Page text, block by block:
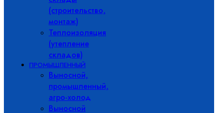
(строительство,
монтаж)
Теплоизоляция
(утепление
складов)
ПРОМЫШЛЕННЫЙ
Выносной,
промышленный,
агро-холод
Выносной